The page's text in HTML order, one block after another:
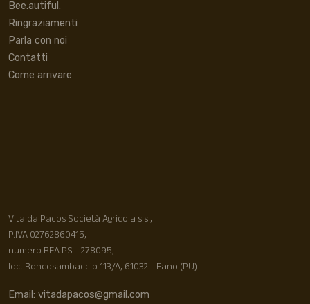
Bee.autiful.
Ringraziamenti
Parla con noi
Contatti
Come arrivare
Vita da Pacos Società Agricola s.s.,
P.IVA 02762860415,
numero REA PS - 278095,
loc. Roncosambaccio 113/A, 61032 - Fano (PU)
Email: vitadapacos@gmail.com